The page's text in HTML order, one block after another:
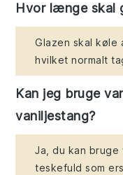
Hvor længe skal
Glazen skal køle
hvilket normalt
Kan jeg bruge
vaniljestang?
Ja, du kan bruge
teskefuld som